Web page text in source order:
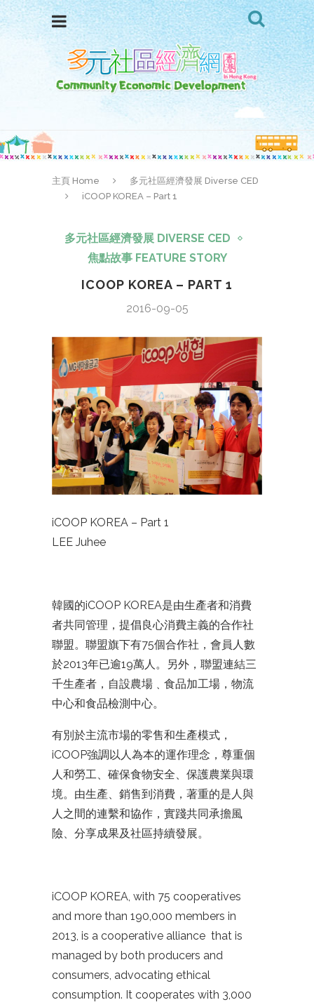
主頁 Home
多元社區經濟發展 Diverse CED
iCOOP KOREA – Part 1
多元社區經濟發展 DIVERSE CED
焦點故事 FEATURE STORY
ICOOP KOREA – PART 1
2016-09-05
iCOOP KOREA – Part 1
LEE Juhee
韓國的iCOOP KOREA是由生產者和消費
者共同管理，提倡良心消費主義的合作社
聯盟。聯盟旗下有75個合作社，會員人數
於2013年已逾19萬人。另外，聯盟連結三
千生產者，自設農場﹑食品加工場，物流
中心和食品檢測 中心。
有別於主流市場的零售和生產模式，
iCOOP強調以人為本的運作理念，尊重個
人和勞工、確保食物安全、保護農業與環
境。由生產、銷售到消費，著重的是人與
人之間的連繫和協作，實踐共同承擔風
險、分享成果及社區持續發展。
iCOOP KOREA, with 75 cooperatives
and more than 190,000 members in
2013, is a cooperative alliance that is
managed by both producers and
consumers, advocating ethical
consumption. It cooperates with 3,000